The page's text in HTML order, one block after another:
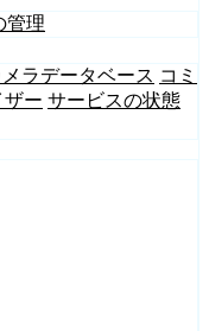
管理
メラデータベース コミ
ザー サービスの状態